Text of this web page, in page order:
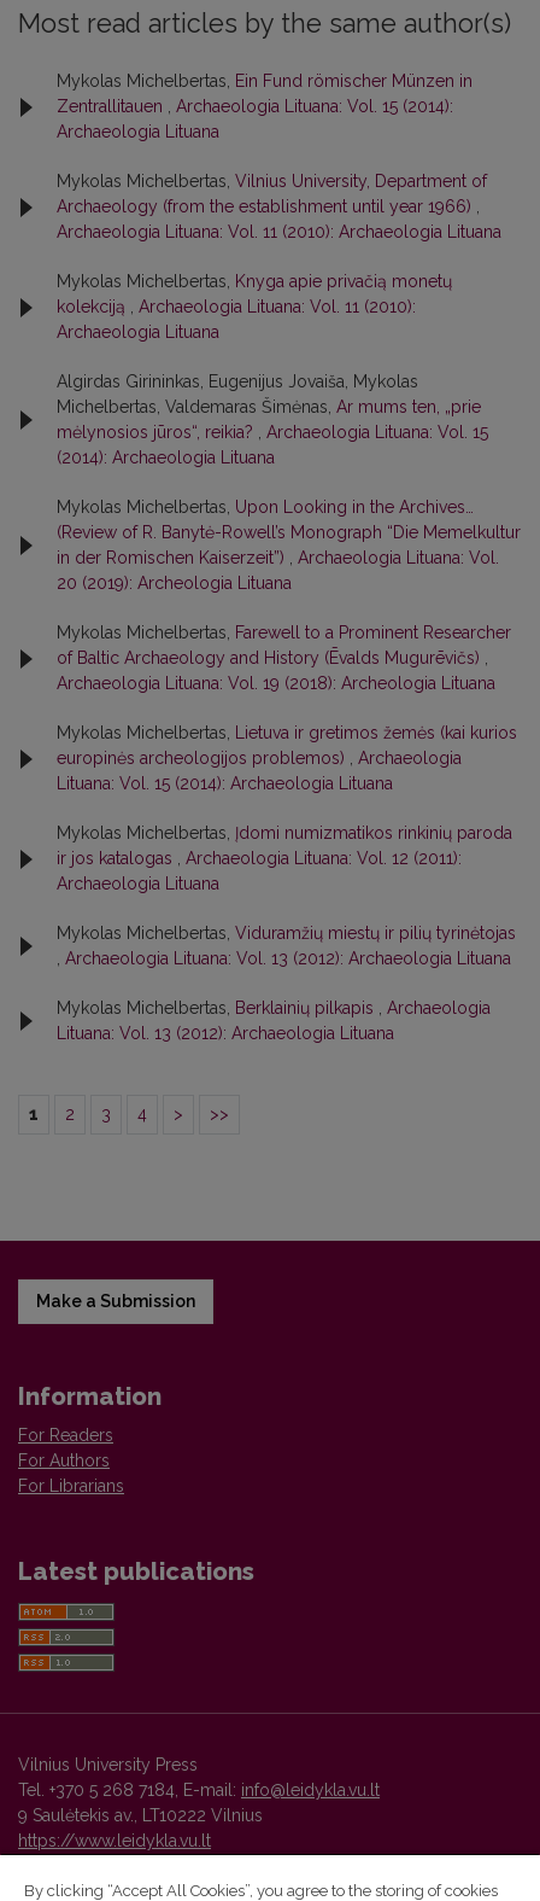
Most read articles by the same author(s)
Mykolas Michelbertas,
Ein Fund römischer Münzen in
Zentrallitauen
Archaeologia Lituana: Vol. 15 (2014):
Archaeologia Lituana
Mykolas Michelbertas, Vilnius University, Department of
Archaeology (from the establishment until year 1966)
Archaeologia Lituana: Vol. 11 (2010): Archaeologia Lituana
Mykolas Michelbertas,
Knyga apie privačią monetų
kolekciją
Archaeologia Lituana: Vol. 11 (2010):
Archaeologia Lituana
Algirdas Girininkas, Eugenijus Jovaiša, Mykolas
Michelbertas, Valdemaras Šimėnas, Ar mums ten, „prie
mėlynosios jūros“, reikia?
Archaeologia Lituana: Vol. 15
(2014): Archaeologia Lituana
Mykolas Michelbertas, Upon Looking in the Archives…
(Review of R. Banytė-Rowell’s Monograph “Die Memelkultur
in der Romischen Kaiserzeit”)
Archaeologia Lituana: Vol.
20 (2019): Archeologia Lituana
Mykolas Michelbertas,
Farewell to a Prominent Researcher
of Baltic Archaeology and History (Ēvalds Mugurēvičs)
Archaeologia Lituana: Vol. 19 (2018): Archeologia Lituana
Mykolas Michelbertas,
Lietuva ir gretimos žemės (kai kurios
europinės archeologijos problemos)
Archaeologia
Lituana: Vol. 15 (2014): Archaeologia Lituana
Mykolas Michelbertas, Įdomi numizmatikos rinkinių paroda
ir jos katalogas
Archaeologia Lituana: Vol. 12 (2011):
Archaeologia Lituana
Mykolas Michelbertas, Viduramžių miestų ir pilių tyrinėtojas
Archaeologia Lituana: Vol. 13 (2012): Archaeologia Lituana
Mykolas Michelbertas, Berklainių pilkapis
Archaeologia
Lituana: Vol. 13 (2012): Archaeologia Lituana
1 2 3 4 > >>
Make a Submission
Information
For Readers
For Authors
For Librarians
Latest publications
Vilnius University Press
Tel. +370 5 268 7184, E-mail: info@leidykla.vu.lt
9 Saulėtekis av., LT10222 Vilnius
https://www.leidykla.vu.lt
By clicking “Accept All Cookies”, you agree to the storing of cookies